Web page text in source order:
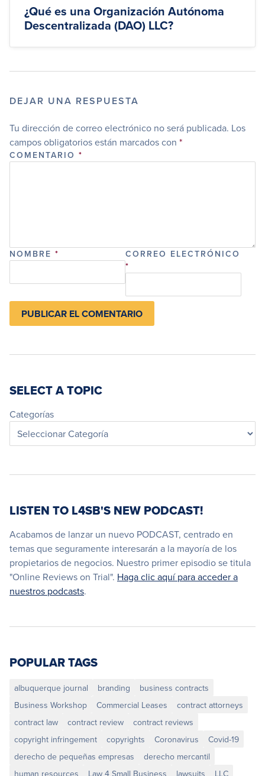
¿Qué es una Organización Autónoma
Descentralizada (DAO) LLC?
DEJAR UNA RESPUESTA
Tu dirección de correo electrónico no será publicada. Los
campos obligatorios están marcados con *
COMENTARIO *
NOMBRE *
CORREO ELECTRÓNICO
*
SELECT A TOPIC
Categorías
LISTEN TO L4SB'S NEW PODCAST!
Acabamos de lanzar un nuevo PODCAST, centrado en
temas que seguramente interesarán a la mayoría de los
propietarios de negocios. Nuestro primer episodio se titula
"Online Reviews on Trial". Haga clic aquí para acceder a
nuestros podcasts.
POPULAR TAGS
albuquerque journal branding
business contracts
Business Workshop
Commercial Leases
contract attorneys
contract law
contract review
contract reviews
copyright infringement
copyrights Coronavirus
Covid-19
derecho de pequeñas empresas
derecho mercantil